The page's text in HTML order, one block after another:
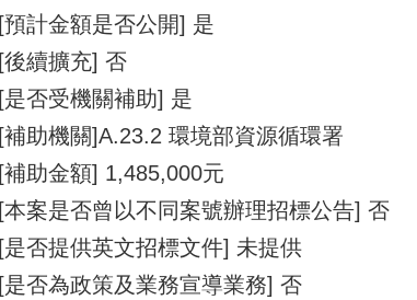
[預計金額是否公開] 是
[後續擴充] 否
[是否受機關補助] 是
[補助機關]A.23.2 環境部資源循環署
[補助金額] 1,485,000元
[本案是否曾以不同案號辦理招標公告] 否
[是否提供英文招標文件] 未提供
[是否為政策及業務宣導業務] 否